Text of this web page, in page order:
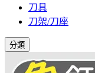
刀具
刀架/刀座
分類